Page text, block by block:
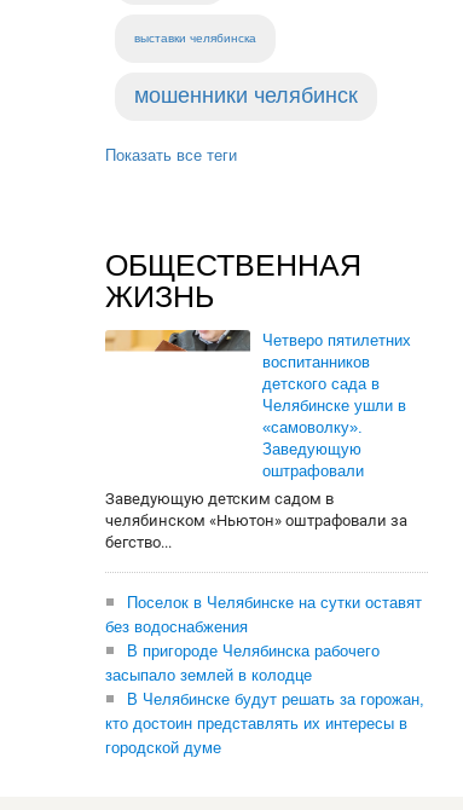
выставки челябинска
мошенники челябинск
Показать все теги
ОБЩЕСТВЕННАЯ
ЖИЗНЬ
Четверо пятилетних
воспитанников
детского сада в
Челябинске ушли в
«самоволку».
Заведующую
оштрафовали
Заведующую детским садом в
челябинском «Ньютон» оштрафовали за
бегство...
Поселок в Челябинске на сутки оставят
без водоснабжения
В пригороде Челябинска рабочего
засыпало землей в колодце
В Челябинске будут решать за горожан,
кто достоин представлять их интересы в
городской думе